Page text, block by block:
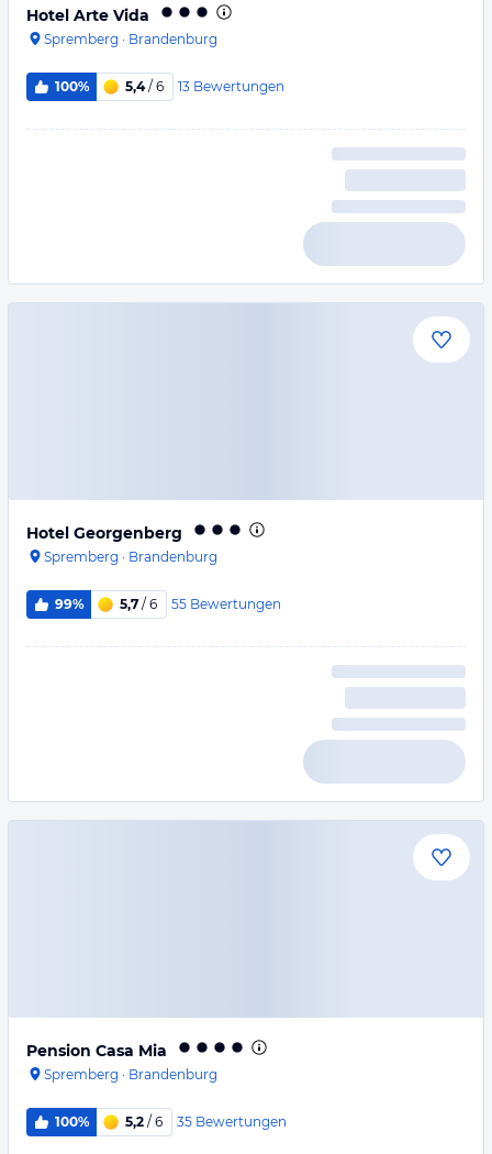
Hotel Arte Vida
Spremberg · Brandenburg
100% 5,4/ 6 13 Bewertungen
Hotel Georgenberg
Spremberg · Brandenburg
99% 5,7 / 6 55 Bewertungen
Pension Casa Mia
Spremberg · Brandenburg
100% 5,2 / 6 35 Bewertungen